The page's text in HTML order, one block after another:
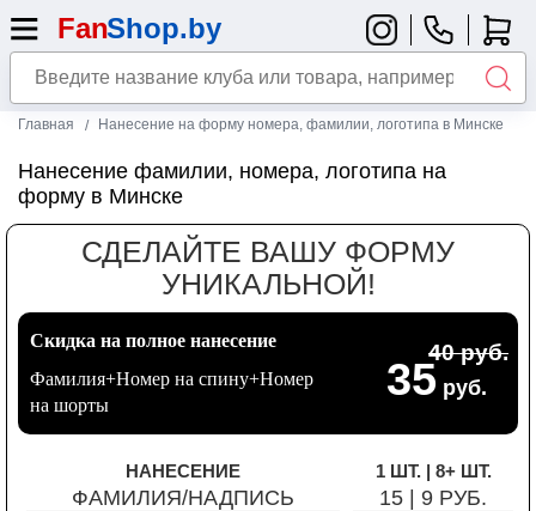
Главная Нанесение на форму номера, фамилии, логотипа в Минске
Нанесение фамилии, номера, логотипа на
форму в Минске
СДЕЛАЙТЕ ВАШУ ФОРМУ
УНИКАЛЬНОЙ!
Скидка на полное нанесение
Фамилия+Номер на спину+Номер
на шорты
35 руб.
40 руб.
НАНЕСЕНИЕ 1 ШТ. | 8+ ШТ.
ФАМИЛИЯ/НАДПИСЬ
15 | 9 РУБ.